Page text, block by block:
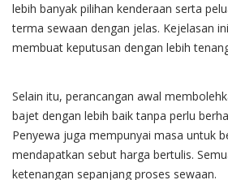
lebih banyak pilihan kenderaan serta
terma sewaan dengan jelas. Kejelasan
membuat keputusan dengan lebih
Selain itu, perancangan awal
bajet dengan lebih baik tanpa perlu
Penyewa juga mempunyai masa untuk
mendapatkan sebut harga bertulis.
ketenangan sepanjang proses sewaan.